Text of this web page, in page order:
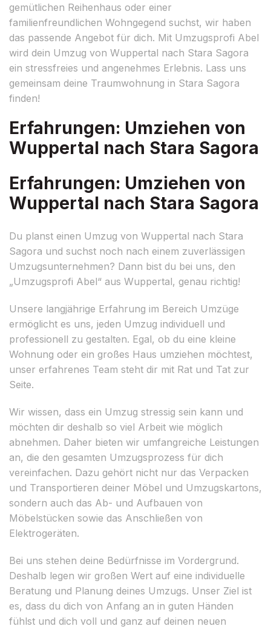
gemütlichen Reihenhaus oder einer
familienfreundlichen Wohngegend suchst, wir haben
das passende Angebot für dich. Mit Umzugsprofi Abel
wird dein Umzug von Wuppertal nach Stara Sagora
ein stressfreies und angenehmes Erlebnis. Lass uns
gemeinsam deine Traumwohnung in Stara Sagora
finden!
Erfahrungen: Umziehen von
Wuppertal nach Stara Sagora
Erfahrungen: Umziehen von
Wuppertal nach Stara Sagora
Du planst einen Umzug von Wuppertal nach Stara
Sagora und suchst noch nach einem zuverlässigen
Umzugsunternehmen? Dann bist du bei uns, den
„Umzugsprofi Abel“ aus Wuppertal, genau richtig!
Unsere langjährige Erfahrung im Bereich Umzüge
ermöglicht es uns, jeden Umzug individuell und
professionell zu gestalten. Egal, ob du eine kleine
Wohnung oder ein großes Haus umziehen möchtest,
unser erfahrenes Team steht dir mit Rat und Tat zur
Seite.
Wir wissen, dass ein Umzug stressig sein kann und
möchten dir deshalb so viel Arbeit wie möglich
abnehmen. Daher bieten wir umfangreiche Leistungen
an, die den gesamten Umzugsprozess für dich
vereinfachen. Dazu gehört nicht nur das Verpacken
und Transportieren deiner Möbel und Umzugskartons,
sondern auch das Ab- und Aufbauen von
Möbelstücken sowie das Anschließen von
Elektrogeräten.
Bei uns stehen deine Bedürfnisse im Vordergrund.
Deshalb legen wir großen Wert auf eine individuelle
Beratung und Planung deines Umzugs. Unser Ziel ist
es, dass du dich von Anfang an in guten Händen
fühlst und dich voll und ganz auf deinen neuen